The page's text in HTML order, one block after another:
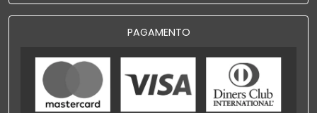
PAGAMENTO